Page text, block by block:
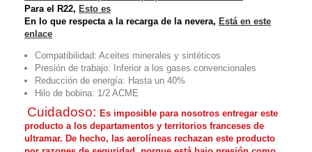
Para el R22, Esto es
En lo que respecta a la recarga de la nevera, Está en este
enlace
Compatibilidad: Aceites minerales y sintéticos
Presión de trabajo: Inferior a los gases convencionales
Reducción de energía: Hasta un 40%
Hilo de bobina: 1/2 ACME
Cuidadoso: Es imposible para nosotros entregar este
producto a los departamentos y territorios franceses de
ultramar. De hecho, las aerolíneas rechazan este producto